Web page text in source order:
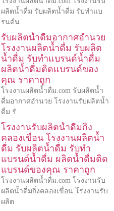
ผลิตน้ำดื่ม รับผลิตน้ำดื่ม รับทำแบ
รนด์น
รับผลิตน้ำดื่มอากาศอำนวย
โรงงานผลิตน้ำดื่ม รับผลิต
น้ำดื่ม รับทำแบรนด์น้ำดื่ม
ผลิตน้ำดื่มติดแบรนด์ของ
คุณ ราคาถูก
โรงงานผลิตน้ำดื่ม.com รับผลิตน้ำ
ดื่มอากาศอำนวย โรงงานรับผลิตน้ำ
ดื่ม รั
โรงงานรับผลิตน้ำดื่มกิ่ง
คลองเขื่อน โรงงานผลิตน้ำ
ดื่ม รับผลิตน้ำดื่ม รับทำ
แบรนด์น้ำดื่ม ผลิตน้ำดื่มติด
แบรนด์ของคุณ ราคาถูก
โรงงานผลิตน้ำดื่ม.com โรงงานรับ
ผลิตน้ำดื่มกิ่งคลองเขื่อน โรงงานรับ
ผลิต